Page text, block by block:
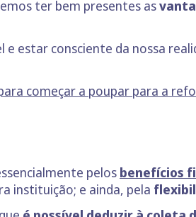
ter bem presentes as
estar consciente da nossa
começar a poupar para a
pelos benefícios
instituição; e ainda, pela